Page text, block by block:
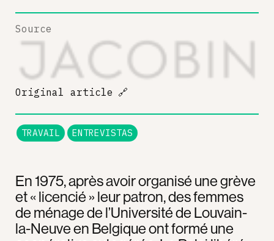
En 1975, après avoir organisé une grève
et « licencié » leur patron, des femmes
de ménage de l’Université de Louvain-
la-Neuve en Belgique ont formé une
Source
Original article 🔗
TRAVAIL ENTREVISTAS